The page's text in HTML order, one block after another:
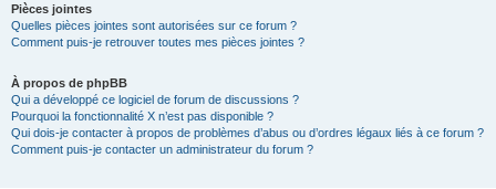
Pièces jointes
Quelles pièces jointes sont autorisées sur ce forum ?
Comment puis-je retrouver toutes mes pièces jointes ?
À propos de phpBB
Qui a développé ce logiciel de forum de discussions ?
Pourquoi la fonctionnalité X n’est pas disponible ?
Qui dois-je contacter à propos de problèmes d’abus ou d’ordres légaux liés à ce forum ?
Comment puis-je contacter un administrateur du forum ?